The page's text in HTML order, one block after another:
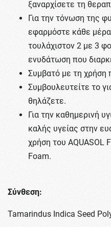
ξαναρχίσετε τη
Για την τόνωση της
εφαρμόστε κάθε
τουλάχιστον 2 με 3
ενυδάτωση που
Συμβατό με τη χρήση
Συμβουλευτείτε το
θηλάζετε.
Για την καθημερινή
καλής υγείας στην
χρήση του AQUASOL
Foam.
Σύνθεση:
Tamarindus Indica Seed